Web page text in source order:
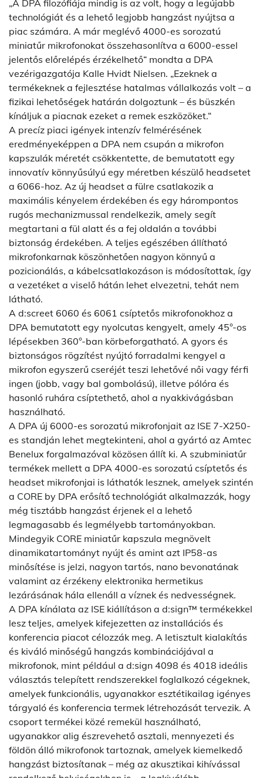
„A DPA filozófiája mindig is az volt, hogy a legújabb
technológiát és a lehető legjobb hangzást nyújtsa a
piac számára. A már meglévő 4000-es sorozatú
miniatűr mikrofonokat összehasonlítva a 6000-essel
jelentős előrelépés érzékelhető“ mondta a DPA
vezérigazgatója Kalle Hvidt Nielsen. „Ezeknek a
termékeknek a fejlesztése hatalmas vállalkozás volt – a
fizikai lehetőségek határán dolgoztunk – és büszkén
kínáljuk a piacnak ezeket a remek eszközöket.“
A precíz piaci igények intenzív felmérésének
eredményeképpen a DPA nem csupán a mikrofon
kapszulák méretét csökkentette, de bemutatott egy
innovatív könnyűsúlyú egy méretben készülő headsetet
a 6066-hoz. Az új headset a fülre csatlakozik a
maximális kényelem érdekében és egy hárompontos
rugós mechanizmussal rendelkezik, amely segít
megtartani a fül alatt és a fej oldalán a további
biztonság érdekében. A teljes egészében állítható
mikrofonkarnak köszönhetően nagyon könnyű a
pozicionálás, a kábelcsatlakozáson is módosítottak, így
a vezetéket a viselő hátán lehet elvezetni, tehát nem
látható.
A d:screet 6060 és 6061 csíptetős mikrofonokhoz a
DPA bemutatott egy nyolcutas kengyelt, amely 45°-os
lépésekben 360°-ban körbeforgatható. A gyors és
biztonságos rögzítést nyújtó forradalmi kengyel a
mikrofon egyszerű cseréjét teszi lehetővé női vagy férfi
ingen (jobb, vagy bal gombolású), illetve pólóra és
hasonló ruhára csíptethető, ahol a nyakkivágásban
használható.
A DPA új 6000-es sorozatú mikrofonjait az ISE 7-X250-
es standján lehet megtekinteni, ahol a gyártó az Amtec
Benelux forgalmazóval közösen állít ki. A szubminiatűr
termékek mellett a DPA 4000-es sorozatú csíptetős és
headset mikrofonjai is láthatók lesznek, amelyek szintén
a CORE by DPA erősítő technológiát alkalmazzák, hogy
még tisztább hangzást érjenek el a lehető
legmagasabb és legmélyebb tartományokban.
Mindegyik CORE miniatűr kapszula megnövelt
dinamikatartományt nyújt és amint azt IP58-as
minősítése is jelzi, nagyon tartós, nano bevonatának
valamint az érzékeny elektronika hermetikus
lezárásának hála ellenáll a víznek és nedvességnek.
A DPA kínálata az ISE kiállításon a d:sign™ termékekkel
lesz teljes, amelyek kifejezetten az installációs és
konferencia piacot célozzák meg. A letisztult kialakítás
és kiváló minőségű hangzás kombinációjával a
mikrofonok, mint például a d:sign 4098 és 4018 ideális
választás telepített rendszerekkel foglalkozó cégeknek,
amelyek funkcionális, ugyanakkor esztétikailag igényes
tárgyaló és konferencia termek létrehozását tervezik. A
csoport termékei közé remekül használható,
ugyanakkor alig észrevehető asztali, mennyezeti és
földön álló mikrofonok tartoznak, amelyek kiemelkedő
hangzást biztosítanak – még az akusztikai kihívással